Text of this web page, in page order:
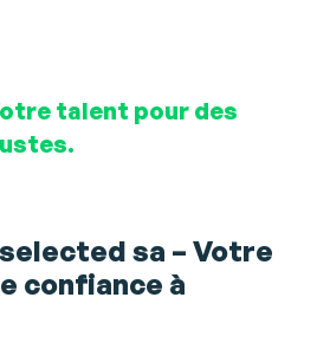
talent pour des
sa – Votre
confiance à